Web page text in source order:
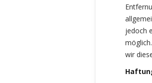
jedoch
wir